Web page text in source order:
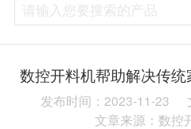
数控开料机帮助解决传
发布时间：2023-11-23
文章来源：数控